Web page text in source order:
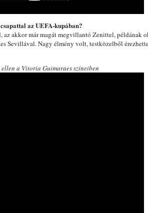
az UEFA-kupában?
az akkor már magát megvillantó Zenittel, példának
Sevillával. Nagy élmény volt, testközelből
a Vitoria Guimaraes színeiben